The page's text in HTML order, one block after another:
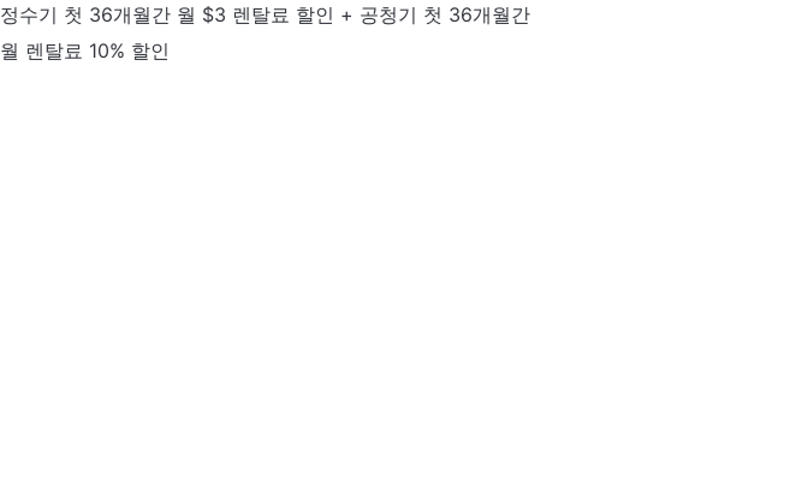
정수기 첫 36개월간 월 $3 렌탈료 할인 + 공청기 첫 36개월간
월 렌탈료 10% 할인